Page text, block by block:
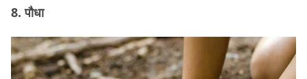
8. पौधा